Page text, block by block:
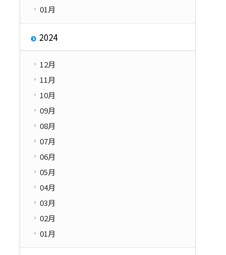
01月
2024
12月
11月
10月
09月
08月
07月
06月
05月
04月
03月
02月
01月